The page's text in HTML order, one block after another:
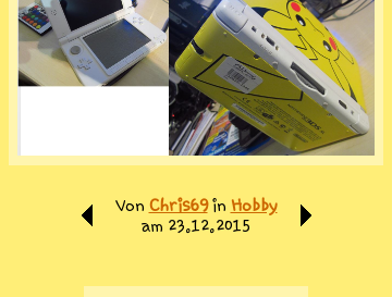
Von Chris69in Hobby
am 23.12.2015